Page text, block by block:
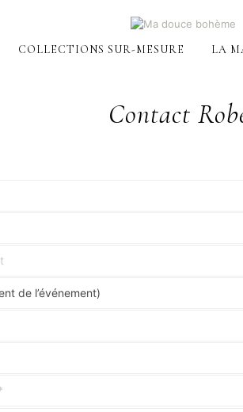
COLLECTIONS SUR-MESURE LA
Contact